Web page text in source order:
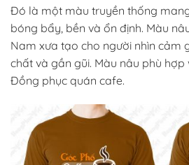
Đó là một màu truyền thống
bóng bẩy, bền và ổn định. Màu
Nam xưa tạo cho người nhìn cảm
chất và gần gũi. Màu nâu phù hợp
Đồng phục quán cafe.